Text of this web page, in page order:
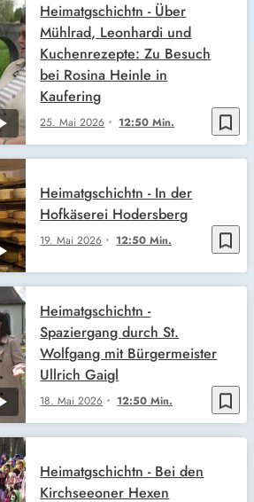
bookmark_border
25. Mai 2026 12:50 Min.
Heimatgschichtn - Über
Mühlrad, Leonhardi und
Kuchenrezepte: Zu Besuch
bei Rosina Heinle in
Kaufering
bookmark_border
19. Mai 2026 12:50 Min.
Heimatgschichtn - In der
Hofkäserei Hodersberg
bookmark_border
18. Mai 2026 12:50 Min.
Heimatgschichtn -
Spaziergang durch St.
Wolfgang mit Bürgermeister
Ullrich Gaigl
Heimatgschichtn - Bei den
Kirchseeoner Hexen